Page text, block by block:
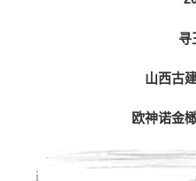
寻
山西古
欧神诺金